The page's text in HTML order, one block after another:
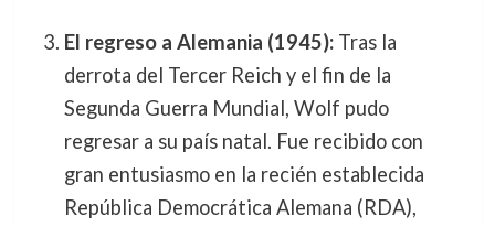
El regreso a Alemania (1945):Tras la
derrota del Tercer Reich y el fin de la
Segunda Guerra Mundial, Wolf pudo
regresar a su país natal. Fue recibido con
gran entusiasmo en la recién establecida
República Democrática Alemana (RDA),